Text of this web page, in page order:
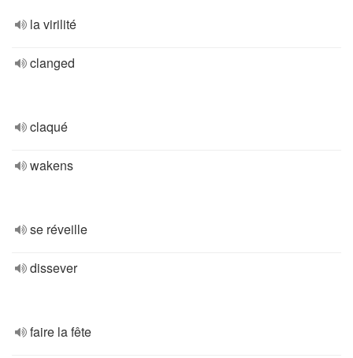
la virilité
clanged
claqué
wakens
se réveille
dissever
faire la fête